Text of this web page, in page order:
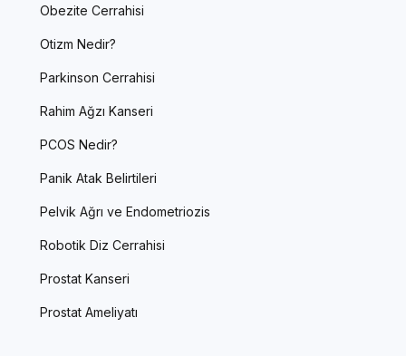
Obezite Cerrahisi
Otizm Nedir?
Parkinson Cerrahisi
Rahim Ağzı Kanseri
PCOS Nedir?
Panik Atak Belirtileri
Pelvik Ağrı ve Endometriozis
Robotik Diz Cerrahisi
Prostat Kanseri
Prostat Ameliyatı